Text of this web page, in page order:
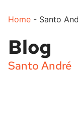
Home - Santo
Blog
Santo André